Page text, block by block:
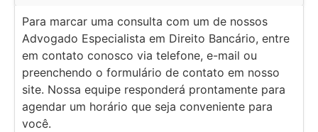
Para marcar uma consulta com um de nossos
Advogado Especialista em Direito Bancário, entre
em contato conosco via telefone, e-mail ou
preenchendo o formulário de contato em nosso
site. Nossa equipe responderá prontamente para
agendar um horário que seja conveniente para
você.